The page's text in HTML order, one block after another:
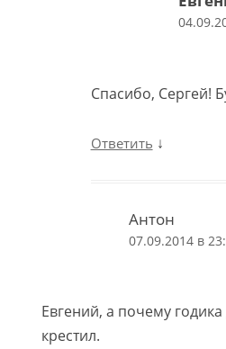
Спасибо, Сергей!
Ответить ↓
Антон
07.09.2014 в
Евгений, а почему
крестил.